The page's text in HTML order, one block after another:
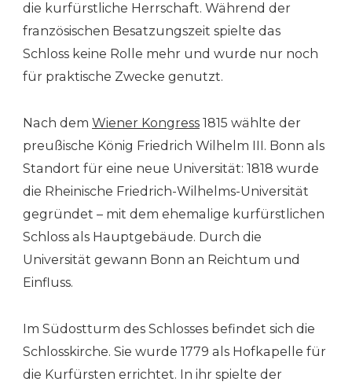
die kurfürstliche Herrschaft. Während der
französischen Besatzungszeit spielte das
Schloss keine Rolle mehr und wurde nur noch
für praktische Zwecke genutzt.
Nach dem Wiener Kongress 1815 wählte der
preußische König Friedrich Wilhelm III. Bonn als
Standort für eine neue Universität: 1818 wurde
die Rheinische Friedrich-Wilhelms-Universität
gegründet – mit dem ehemalige kurfürstlichen
Schloss als Hauptgebäude. Durch die
Universität gewann Bonn an Reichtum und
Einfluss.
Im Südostturm des Schlosses befindet sich die
Schlosskirche. Sie wurde 1779 als Hofkapelle für
die Kurfürsten errichtet. In ihr spielte der